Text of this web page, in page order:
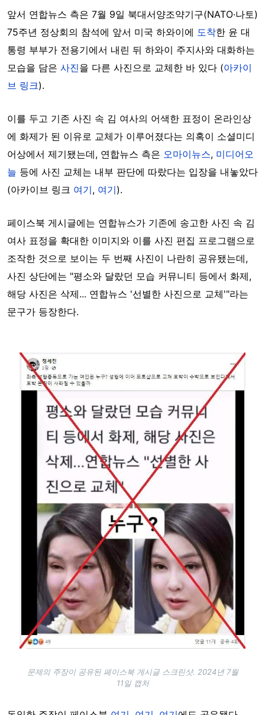
앞서 연합뉴스 측은 7월 9일 북대서양조약기구(NATO·나토)
75주년 정상회의 참석에 앞서 미국 하와이에 도착한 윤 대
통령 부부가 전용기에서 내린 뒤 하와이 주지사와 대화하는
모습을 담은 사진을 다른 사진으로 교체한 바 있다 (아카이
브 링크).
이를 두고 기존 사진 속 김 여사의 어색한 표정이 온라인상
에 화제가 된 이유로 교체가 이루어졌다는 의혹이 소셜미디
어상에서 제기됐는데, 연합뉴스 측은 오마이뉴스, 미디어오
늘 등에 사진 교체는 내부 판단에 따랐다는 입장을 내놓았다
(아카이브 링크 여기, 여기).
페이스북 게시글에는 연합뉴스가 기존에 송고한 사진 속 김
여사 표정을 확대한 이미지와 이를 사진 편집 프로그램으로
조작한 것으로 보이는 두 번째 사진이 나란히 공유됐는데,
사진 상단에는 "평소와 달랐던 모습 커뮤니티 등에서 화제,
해당 사진은 삭제... 연합뉴스 '선별한 사진으로 교체'"라는
문구가 등장한다.
Image
문제의 주장이 공유된 페이스북 게시글 스크린샷. 2024년 7월
11일 캡처